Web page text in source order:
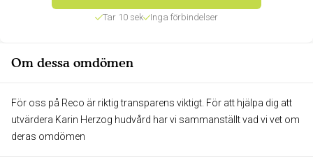
Tar 10 sek Inga förbindelser
Om dessa omdömen
För oss på Reco är riktig transparens viktigt. För att hjälpa dig att
utvärdera Karin Herzog hudvård har vi sammanställt vad vi vet om
deras omdömen